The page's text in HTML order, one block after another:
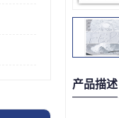
产品描述